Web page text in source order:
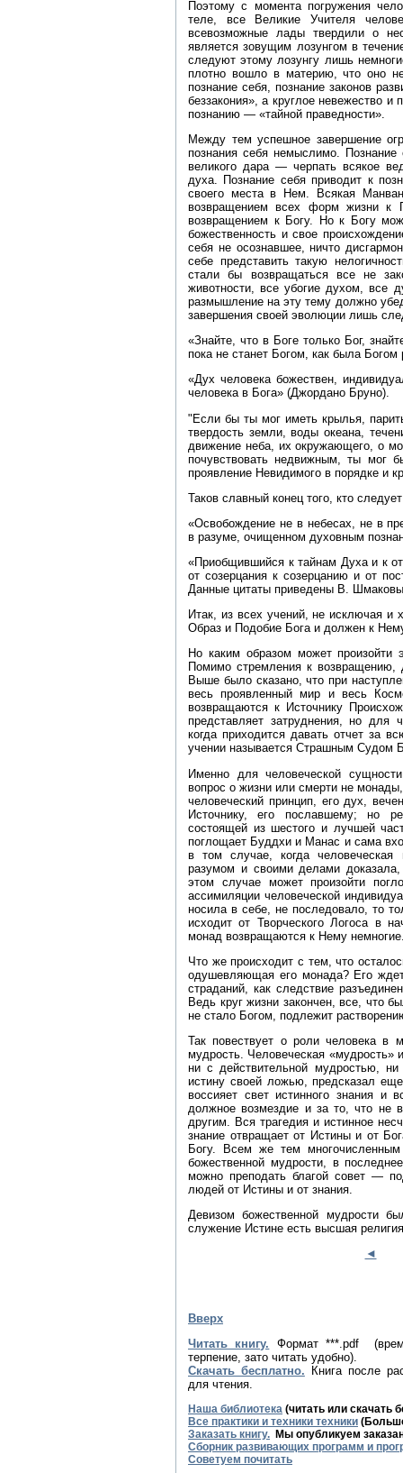
Поэтому с момента погружения
теле, все Великие Учителя
всевозможные лады твердили о
является зовущим лозунгом в
следуют этому лозунгу лишь
плотно вошло в материю, что оно
познание себя, познание законов
беззакония», а круглое невежество и
познанию — «тайной праведности».
Между тем успешное завершение
познания себя немыслимо.
великого дара — черпать всякое
духа. Познание себя приводит к
своего места в Нем. Всякая
возвращением всех форм жизни к
возвращением к Богу. Но к Богу
божественность и свое
себя не осознавшее, ничто
себе представить такую
стали бы возвращаться все не
животности, все убогие духом, все
размышление на эту тему должно
завершения своей эволюции лишь
«Знайте, что в Боге только Бог,
пока не станет Богом, как была
«Дух человека божествен,
человека в Бога» (Джордано Бруно).
"Если бы ты мог иметь крылья,
твердость земли, воды океана,
движение неба, их окружающего, о
почувствовать недвижным, ты мог
проявление Невидимого в порядке и
Таков славный конец того, кто
«Освобождение не в небесах, не в
в разуме, очищенном духовным
«Приобщившийся к тайнам Духа и к
от созерцания к созерцанию и от
Данные цитаты приведены В.
Итак, из всех учений, не исключая и
Образ и Подобие Бога и должен к
Но каким образом может
Помимо стремления к возвращению,
Выше было сказано, что при
весь проявленный мир и весь
возвращаются к Источнику
представляет затруднения, но для
когда приходится давать отчет за
учении называется Страшным Судом
Именно для человеческой
вопрос о жизни или смерти не
человеческий принцип, его дух,
Источнику, его пославшему; но
состоящей из шестого и лучшей
поглощает Буддхи и Манас и сама
в том случае, когда
разумом и своими делами
этом случае может произойти
ассимиляции человеческой
носила в себе, не последовало, то
исходит от Творческого Логоса в
монад возвращаются к Нему
Что же происходит с тем, что
одушевляющая его монада? Его
страданий, как следствие
Ведь круг жизни закончен, все, что
не стало Богом, подлежит
Так повествует о роли человека в
мудрость. Человеческая «мудрость»
ни с действительной мудростью,
истину своей ложью, предсказал
воссияет свет истинного знания и
должное возмездие и за то, что не
другим. Вся трагедия и истинное
знание отвращает от Истины и от
Богу. Всем же тем
божественной мудрости, в
можно преподать благой совет —
людей от Истины и от знания.
Девизом божественной мудрости
служение Истине есть высшая
◄
Вверх
Читать книгу.
Формат ***.pdf
терпение, зато читать удобно).
Скачать бесплатно. Книга после
для чтения.
Наша библиотека (читать или скачать
Все практики и техники техники
Заказать книгу. Мы опубликуем
Сборник развивающих программ и
Советуем почитать